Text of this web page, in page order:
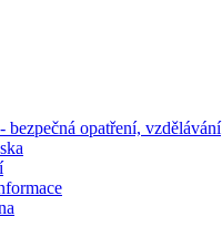
bezpečná opatření, vzdělávání